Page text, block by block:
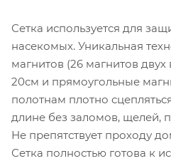
Сетка используется для
насекомых. Уникальная
магнитов (26 магнитов
20см и прямоугольные
полотнам плотно
длине без заломов, щелей,
Не препятствует проходу
Сетка полностью готова к